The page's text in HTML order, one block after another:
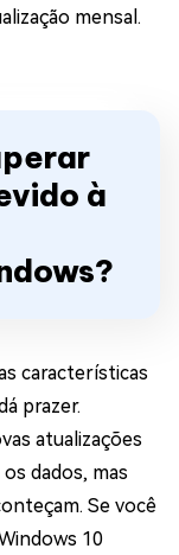
mensal.
à
características
prazer.
atualizações
dados, mas
Se você
10